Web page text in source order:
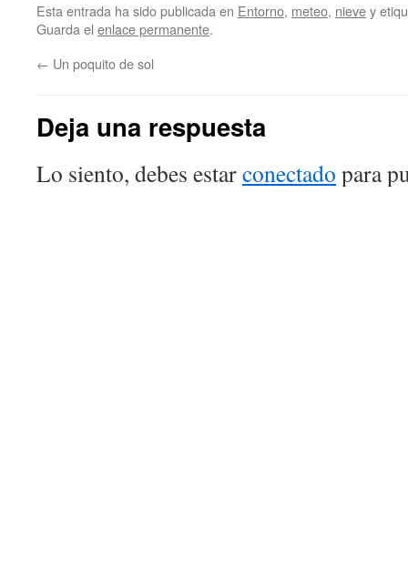
Esta entrada ha sido publicada en Entorno, meteo, nievey
Guarda el enlace permanente.
← Un poquito de sol
Deja una respuesta
Lo siento, debes estarconectado para